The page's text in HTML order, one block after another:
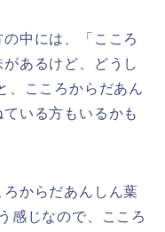
中には、「こころ
あるけど、どうし
、こころからだあん
いる方もいるかも
からだあんしん葉
感じなので、こころ